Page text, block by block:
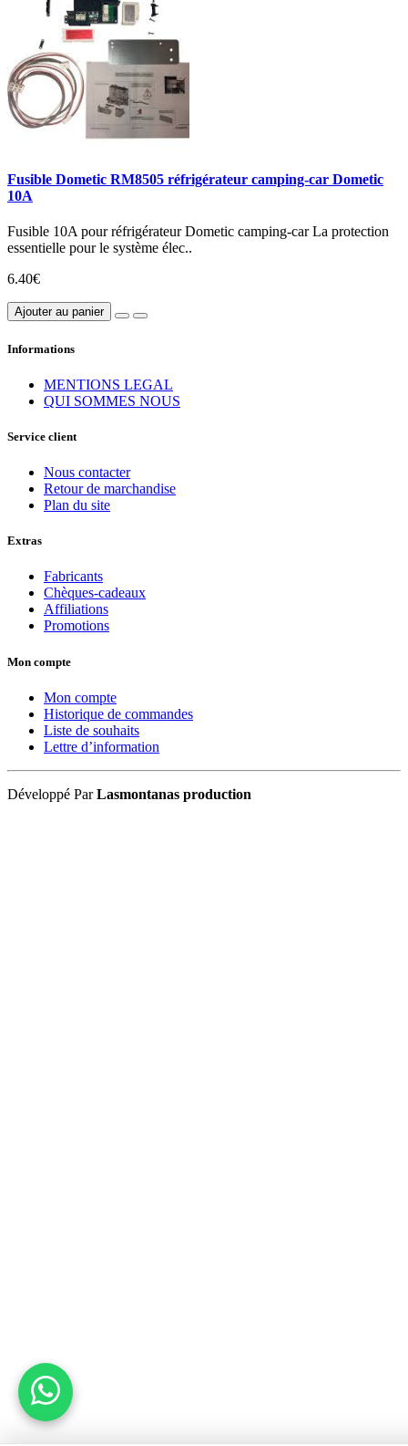
Fusible Dometic RM8505 réfrigérateur camping-car Dometic
10A
Fusible 10A pour réfrigérateur Dometic camping-car La protection
essentielle pour le système élec..
6.40€
Ajouter au panier
Informations
MENTIONS LEGAL
QUI SOMMES NOUS
Service client
Nous contacter
Retour de marchandise
Plan du site
Extras
Fabricants
Chèques-cadeaux
Affiliations
Promotions
Mon compte
Mon compte
Historique de commandes
Liste de souhaits
Lettre d’information
Développé ParLasmontanas production